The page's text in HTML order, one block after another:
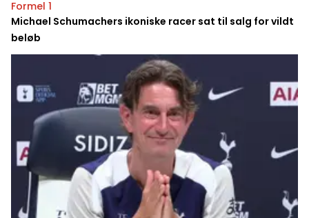
Formel 1
Michael Schumachers ikoniske racer sat til salg for vildt
beløb